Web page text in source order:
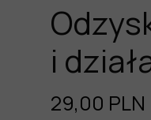
29,00 PLN
i